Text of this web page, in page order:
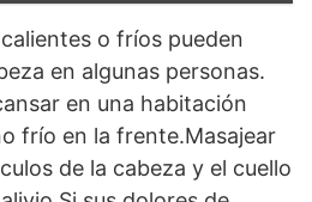
o fríos pueden
en algunas personas.
en una habitación
frío en la frente.Masajear
de la cabeza y el cuello